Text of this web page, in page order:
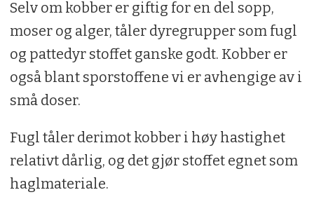
Selv om kobber er giftig for en del sopp,
moser og alger, tåler dyregrupper som fugl
og pattedyr stoffet ganske godt. Kobber er
også blant sporstoffene vi er avhengige av i
små doser.
Fugl tåler derimot kobber i høy hastighet
relativt dårlig, og det gjør stoffet egnet som
haglmateriale.